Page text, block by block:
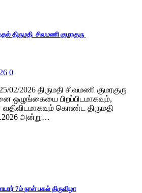
திருமதி சிவமணி குமரகுரு
0
02/2026 திருமதி சிவமணி குமரகுரு
ஒழுங்கையை பிறப்பிடமாகவும்,
கொண்ட திருமதி
அன்று…
7ம் நாள் பகல் திருவிழா